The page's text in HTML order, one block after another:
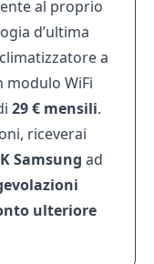
al proprio
d’ultima
a
modulo WiFi
29 € mensili.
riceverai
Samsung ad
ulteriore